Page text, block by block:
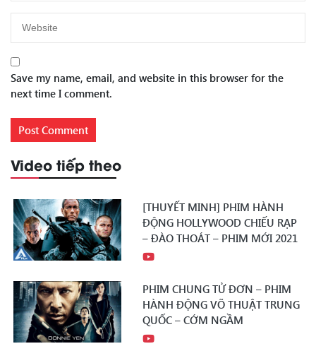
Save my name, email, and website in this browser for the
next time I comment.
Video tiếp theo
[THUYẾT MINH] PHIM HÀNH
ĐỘNG HOLLYWOOD CHIẾU RẠP
– ĐÀO THOÁT – PHIM MỚI 2021
PHIM CHUNG TỬ ĐƠN – PHIM
HÀNH ĐỘNG VÕ THUẬT TRUNG
QUỐC – CỚM NGẦM